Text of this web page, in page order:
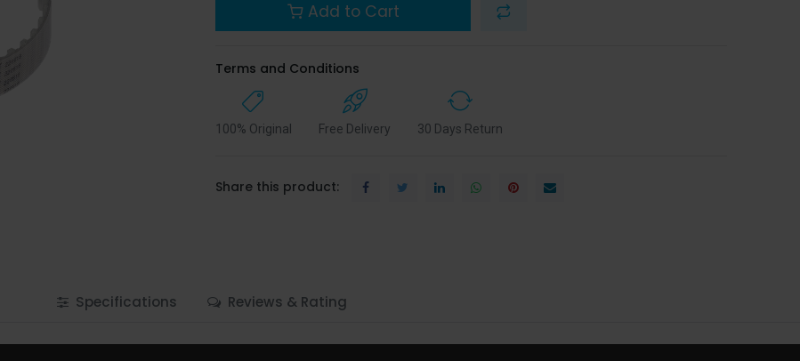
Add to Cart
Terms and Conditions
100% Original Free Delivery 30 Days Return
Share this product:
Specifications Reviews & Rating